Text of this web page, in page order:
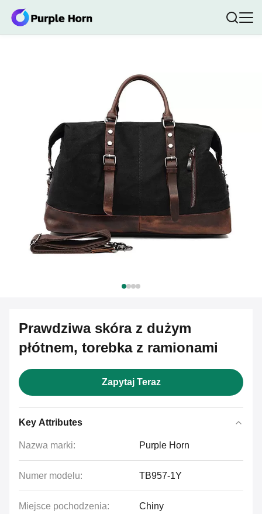
Prawdziwa skóra z dużym
płótnem, torebka z ramionami
Zapytaj Teraz
Key Attributes
Nazwa marki: Purple Horn
Numer modelu: TB957-1Y
Miejsce pochodzenia: Chiny